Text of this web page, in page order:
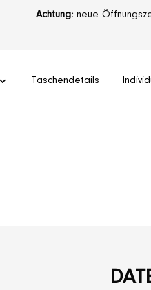
Achtung:neue
Taschendetails